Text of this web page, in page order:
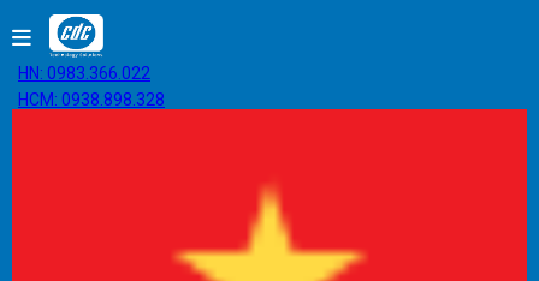
HN: 0983.366.022
HCM: 0938.898.328